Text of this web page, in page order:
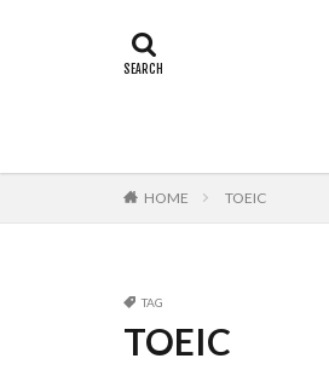
HOME TOEIC
TAG
TOEIC